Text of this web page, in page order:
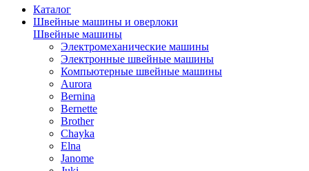
Каталог
Швейные машины и оверлоки
Швейные машины
Электромеханические машины
Электронные швейные машины
Компьютерные швейные машины
Aurora
Bernina
Bernette
Brother
Chayka
Elna
Janome